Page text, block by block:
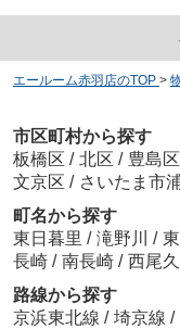
エールーム赤羽店のTOP >
市区町村から探す
板橋区 / 北区 / 豊島区
文京区 / さいたま市
町名から探す
東日暮里 / 滝野川 /
長崎 / 南長崎 / 西尾久
路線から探す
京浜東北線 / 埼京線 /